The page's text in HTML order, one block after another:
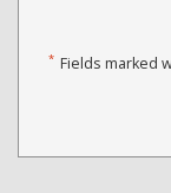
* Fields marked